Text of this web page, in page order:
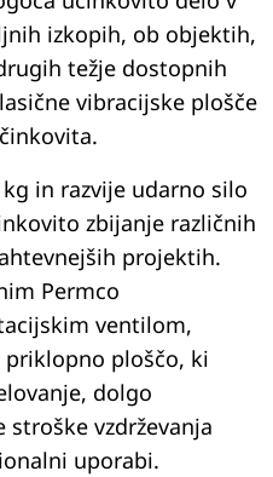
izkopih, ob objektih,
težje dostopnih
vibracijske plošče
in razvije udarno silo
zbijanje različnih
projektih.
Permco
ventilom,
ploščo, ki
dolgo
vzdrževanja
uporabi.